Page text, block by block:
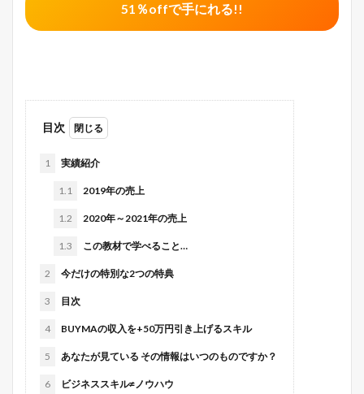
51％offで手にれる!!
目次
1 実績紹介
1.1 2019年の売上
1.2 2020年～2021年の売上
1.3 この教材で学べること…
2 今だけの特別な2つの特典
3 目次
4 BUYMAの収入を+50万円引き上げるスキル
5 あなたが見ている その情報はいつのものですか？
6 ビジネススキル≠ノウハウ